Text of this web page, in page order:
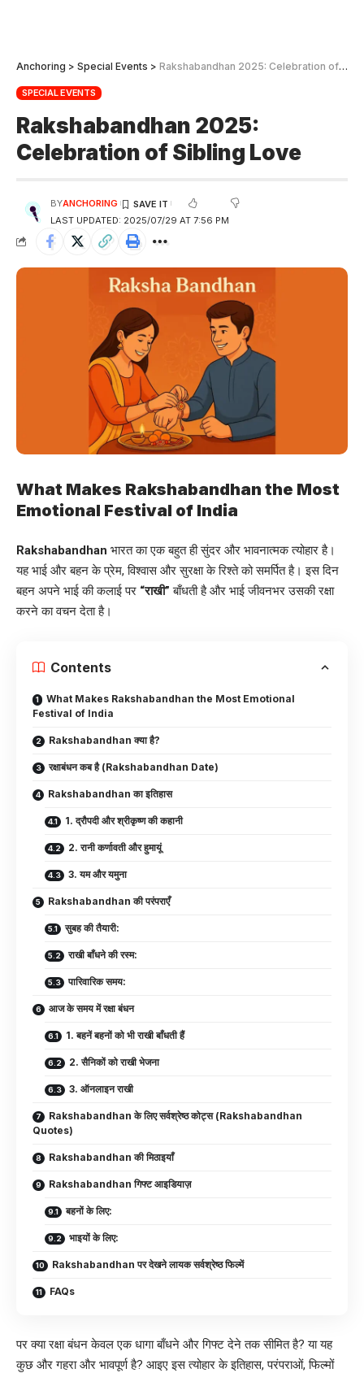
Anchoring > Special Events > Rakshabandhan 2025: Celebration of Sibling Love
SPECIAL EVENTS
Rakshabandhan 2025:
Celebration of Sibling Love
LAST UPDATED: 2025/07/29 AT 7:56 PM
BYANCHORING
What Makes Rakshabandhan the Most
Emotional Festival of India
Rakshabandhan भारत का एक बहुत ही सुंदर और भावनात्मक त्योहार है।
यह भाई और बहन के प्रेम, विश्वास और सुरक्षा के रिश्ते को समर्पित है। इस दिन
बहन अपने भाई की कलाई पर “राखी” बाँधती है और भाई जीवनभर उसकी रक्षा
करने का वचन देता है।
Contents
What Makes Rakshabandhan the Most Emotional
Festival of India
Rakshabandhan क्या है?
रक्षाबंधन कब है (Rakshabandhan Date)
Rakshabandhan का इतिहास
1. द्रौपदी और श्रीकृष्ण की कहानी
2. रानी कर्णावती और हुमायूं
3. यम और यमुना
Rakshabandhan की परंपराएँ
सुबह की तैयारी:
राखी बाँधने की रस्म:
पारिवारिक समय:
आज के समय में रक्षा बंधन
1. बहनें बहनों को भी राखी बाँधती हैं
2. सैनिकों को राखी भेजना
3. ऑनलाइन राखी
Rakshabandhan के लिए सर्वश्रेष्ठ कोट्स (Rakshabandhan
Quotes)
Rakshabandhan की मिठाइयाँ
Rakshabandhan गिफ्ट आइडियाज़
बहनों के लिए:
भाइयों के लिए:
Rakshabandhan पर देखने लायक सर्वश्रेष्ठ फिल्में
FAQs
पर क्या रक्षा बंधन केवल एक धागा बाँधने और गिफ्ट देने तक सीमित है? या यह
कुछ और गहरा और भावपूर्ण है? आइए इस त्योहार के इतिहास, परंपराओं, फिल्मों